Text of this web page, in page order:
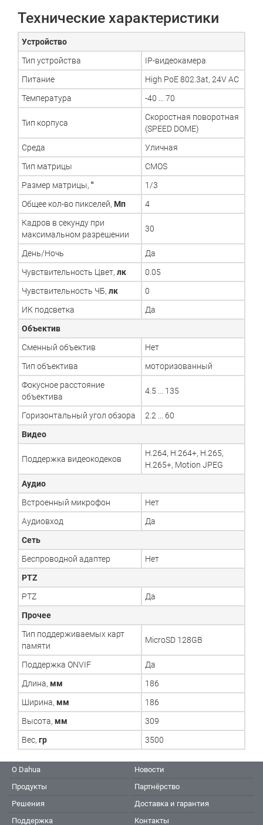
Технические характеристики
Устройство
Тип устройства
IP-видеокамера
Питание
High PoE 802.3at, 24V AC
Температура
-40 ... 70
Тип корпуса
Скоростная поворотная
(SPEED DOME)
Среда
Уличная
Тип матрицы
CMOS
Размер матрицы, "
1/3
Общее кол-во пикселей, Мп
4
Кадров в секунду при
максимальном разрешении
30
День/Ночь
Да
Чувствительность Цвет, лк
0.05
Чувствительность ЧБ, лк
0
ИК подсветка
Да
Объектив
Сменный объектив
Нет
Тип объектива
моторизованный
Фокусное расстояние
объектива
4.5 ... 135
Горизонтальный угол обзора
2.2 ... 60
Видео
Поддержка видеокодеков
H.264, H.264+, H.265,
H.265+, Motion JPEG
Аудио
Встроенный микрофон
Нет
Аудиовход
Да
Сеть
Беспроводной адаптер
Нет
PTZ
PTZ
Да
Прочее
Тип поддерживаемых карт
памяти
MicroSD 128GB
Поддержка ONVIF
Да
Длина, мм
186
Ширина, мм
186
Высота, мм
309
Вес, гр 3500
О Dahua
Продукты
Решения
Поддержка
Новости
Партнёрство
Доставка и гарантия
Контакты